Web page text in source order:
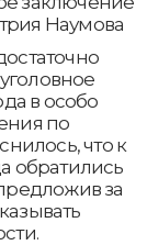
Наумова
в особо
по
что к
обратились
за